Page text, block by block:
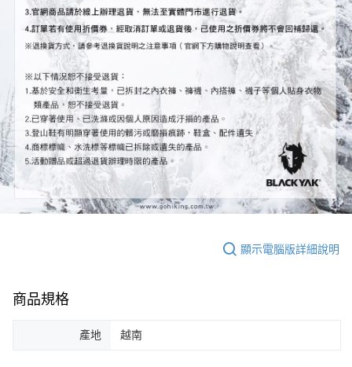
顯示電腦版詳細說明
商品規格
產地 越南